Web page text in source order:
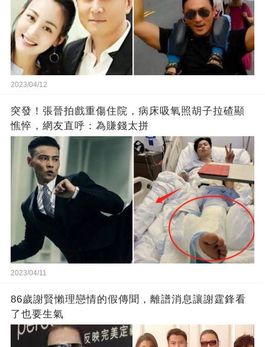
2023/04/12
突發！張晉拍戲重傷住院，病床吸氧照胡子拉碴顯
憔悴，網友直呼：為賺錢太拼
2023/04/11
86歲謝賢懶理戀情的假傳聞，離譜消息讓謝霆鋒看
了也要生氣